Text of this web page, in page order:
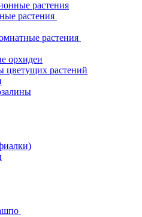
растения
растения
растения
орхидеи
цветущих растений